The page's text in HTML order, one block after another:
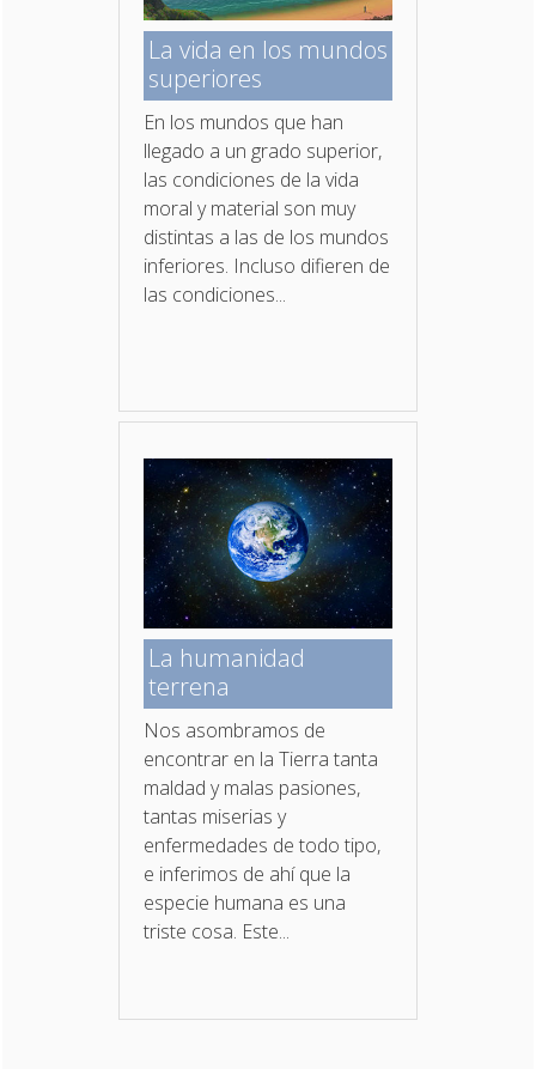
La vida en los mundos
superiores
En los mundos que han
llegado a un grado superior,
las condiciones de la vida
moral y material son muy
distintas a las de los mundos
inferiores. Incluso difieren de
las condiciones...
La humanidad
terrena
Nos asombramos de
encontrar en la Tierra tanta
maldad y malas pasiones,
tantas miserias y
enfermedades de todo tipo,
e inferimos de ahí que la
especie humana es una
triste cosa. Este...